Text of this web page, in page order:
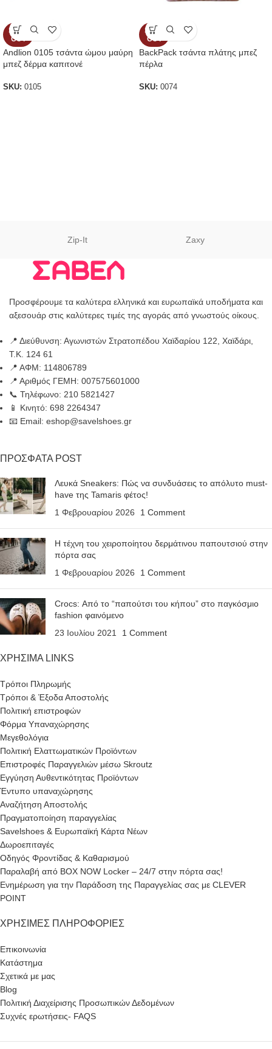
SOLD
OUT
Andlion 0105 τσάντα ώμου μαύρη
μπεζ δέρμα καπιτονέ
SKU: 0105
SOLD
OUT
BackPack τσάντα πλάτης μπεζ
πέρλα
SKU: 0074
Zip-It Zaxy
Προσφέρουμε τα καλύτερα ελληνικά και ευρωπαϊκά υποδήματα και
αξεσουάρ στις καλύτερες τιμές της αγοράς από γνωστούς οίκους.
📍 Διεύθυνση: Αγωνιστών Στρατοπέδου Χαϊδαρίου 122, Χαϊδάρι,
Τ.Κ. 124 61
📍 ΑΦΜ: 114806789
📍 Αριθμός ΓΕΜΗ: 007575601000
📞 Τηλέφωνο: 210 5821427
📱 Κινητό: 698 2264347
📧 Email: eshop@savelshoes.gr
ΠΡΟΣΦΑΤΑ POST
Λευκά Sneakers: Πώς να συνδυάσεις το απόλυτο must-
have της Tamaris φέτος!
1 Φεβρουαρίου 2026
1 Comment
Η τέχνη του χειροποίητου δερμάτινου παπουτσιού στην
πόρτα σας
1 Φεβρουαρίου 2026
1 Comment
Crocs: Από το “παπούτσι του κήπου” στο παγκόσμιο
fashion φαινόμενο
23 Ιουλίου 2021
1 Comment
ΧΡΗΣΙΜΑ LINKS
Τρόποι Πληρωμής
Τρόποι & Έξοδα Αποστολής
Πολιτική επιστροφών
Φόρμα Υπαναχώρησης
Μεγεθολόγια
Πολιτική Ελαττωματικών Προϊόντων
Επιστροφές Παραγγελιών μέσω Skroutz
Εγγύηση Αυθεντικότητας Προϊόντων
Έντυπο υπαναχώρησης
Αναζήτηση Αποστολής
Πραγματοποίηση παραγγελίας
Savelshoes & Ευρωπαϊκή Κάρτα Νέων
Δωροεπιταγές
Οδηγός Φροντίδας & Καθαρισμού
Παραλαβή από BOX NOW Locker – 24/7 στην πόρτα σας!
Ενημέρωση για την Παράδοση της Παραγγελίας σας με CLEVER
POINT
ΧΡΉΣΙΜΕΣ ΠΛΗΡΟΦΟΡΊΕΣ
Επικοινωνία
Κατάστημα
Σχετικά με μας
Blog
Πολιτική Διαχείρισης Προσωπικών Δεδομένων
Συχνές ερωτήσεις- FAQS